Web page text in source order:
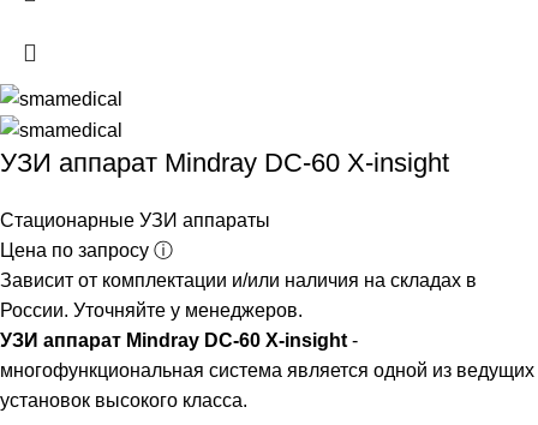
УЗИ аппарат Mindray DC-60 X-insight
Стационарные УЗИ аппараты
Цена по запросу ⓘ
Зависит от комплектации и/или наличия на складах в
России. Уточняйте у менеджеров.
УЗИ аппарат Mindray DC-60 X-insight -
многофункциональная система является одной из ведущих
установок высокого класса.